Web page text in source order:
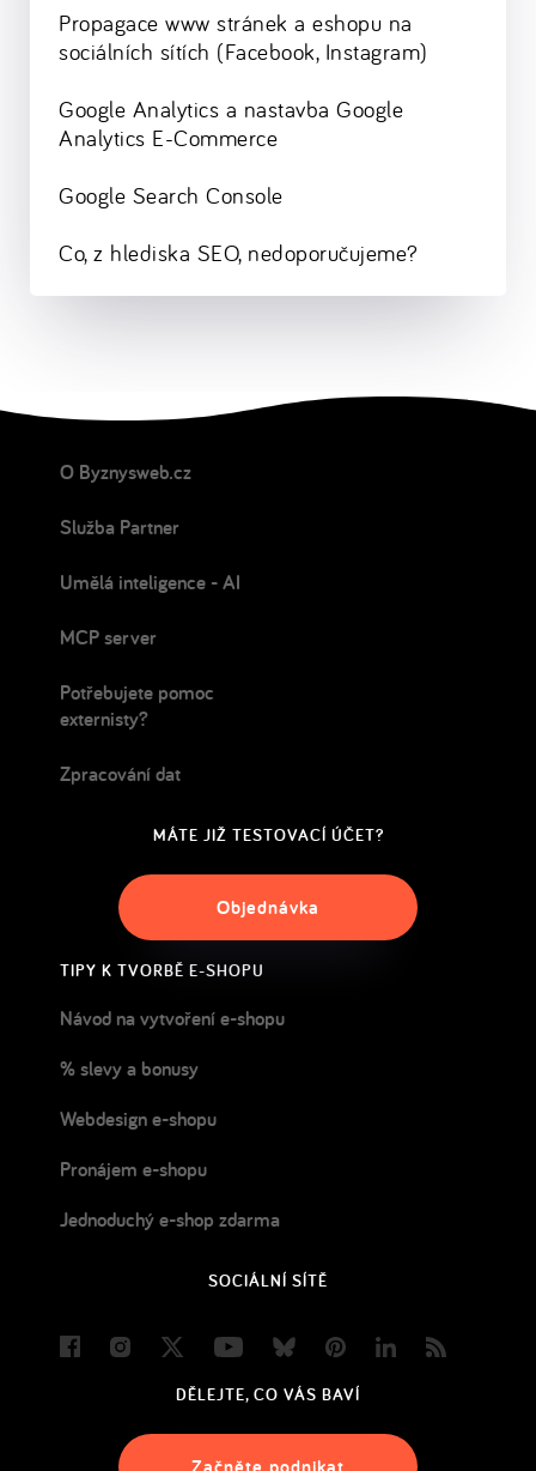
Propagace www stránek a eshopu na
sociálních sítích (Facebook, Instagram)
Google Analytics a nastavba Google
Analytics E-Commerce
Google Search Console
Co, z hlediska SEO, nedoporučujeme?
O Byznysweb.cz
Služba Partner
Umělá inteligence - AI
MCP server
Potřebujete pomoc
externisty?
Zpracování dat
MÁTE JIŽ TESTOVACÍ ÚČET?
Objednávka
TIPY K TVORBĚ E-SHOPU
Návod na vytvoření e-shopu
% slevy a bonusy
Webdesign e-shopu
Pronájem e-shopu
Jednoduchý e-shop zdarma
SOCIÁLNÍ SÍTĚ
FacebookInstagram
Twitter YoutubeBlueskyPinterestLinkedIn
DĚLEJTE, CO VÁS BAVÍ